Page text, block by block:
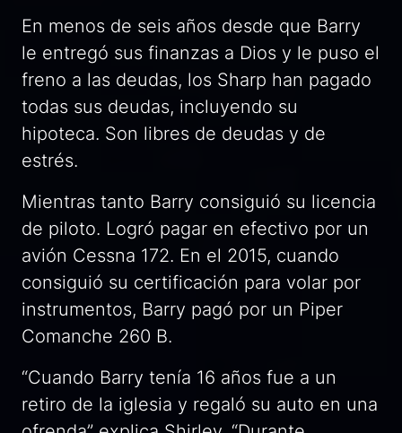
En menos de seis años desde que Barry
le entregó sus finanzas a Dios y le puso el
freno a las deudas, los Sharp han pagado
todas sus deudas, incluyendo su
hipoteca. Son libres de deudas y de
estrés.
Mientras tanto Barry consiguió su licencia
de piloto. Logró pagar en efectivo por un
avión Cessna 172. En el 2015, cuando
consiguió su certificación para volar por
instrumentos, Barry pagó por un Piper
Comanche 260 B.
“Cuando Barry tenía 16 años fue a un
retiro de la iglesia y regaló su auto en una